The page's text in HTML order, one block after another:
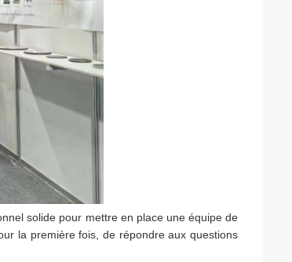
solide pour mettre en place une équipe de
la première fois, de répondre aux questions